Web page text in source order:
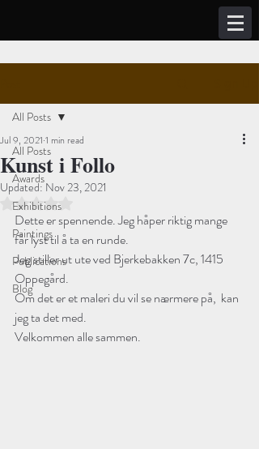
All Posts
Awards
Exhibitions
Paintings
Publications
Blog
All Posts
Kunst i Follo
Jul 9, 2021 1 min read
Updated:Nov 23, 2021
Rated NaN out of 5 stars.
Dette er spennende. Jeg håper riktig mange
får lyst til å ta en runde.
Jeg stiller ut ute ved Bjerkebakken 7c, 1415
Oppegård.
Om det er et maleri du vil se nærmere på,  kan
jeg ta det med.
Velkommen alle sammen.